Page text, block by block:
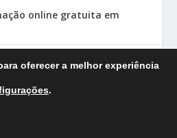
online gratuita em
de Veterinária? Guia
de Empresas: A
Gestores
oferecer a melhor experiência
.